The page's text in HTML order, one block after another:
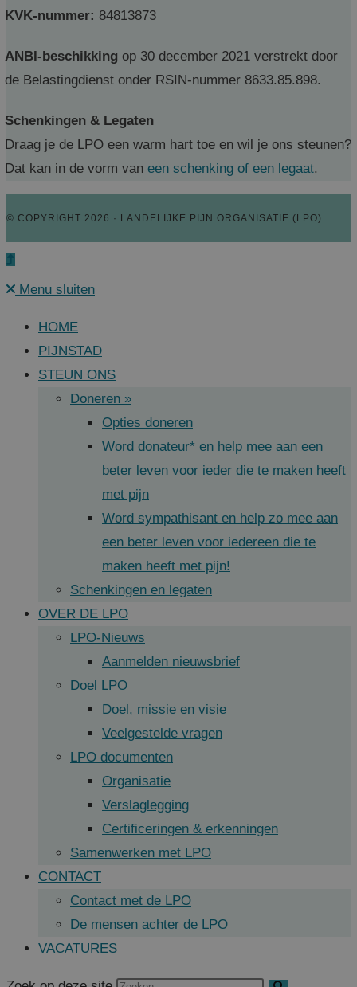
KVK-nummer: 84813873
ANBI-beschikking op 30 december 2021 verstrekt door
de Belastingdienst onder RSIN-nummer 8633.85.898.
Schenkingen & Legaten
Draag je de LPO een warm hart toe en wil je ons steunen?
Dat kan in de vorm van een schenking of een legaat.
© COPYRIGHT 2026 · LANDELIJKE PIJN ORGANISATIE (LPO)
Menu sluiten
HOME
PIJNSTAD
STEUN ONS
Doneren »
Opties doneren
Word donateur* en help mee aan een
beter leven voor ieder die te maken heeft
met pijn
Word sympathisant en help zo mee aan
een beter leven voor iedereen die te
maken heeft met pijn!
Schenkingen en legaten
OVER DE LPO
LPO-Nieuws
Aanmelden nieuwsbrief
Doel LPO
Doel, missie en visie
Veelgestelde vragen
LPO documenten
Organisatie
Verslaglegging
Certificeringen & erkenningen
Samenwerken met LPO
CONTACT
Contact met de LPO
De mensen achter de LPO
VACATURES